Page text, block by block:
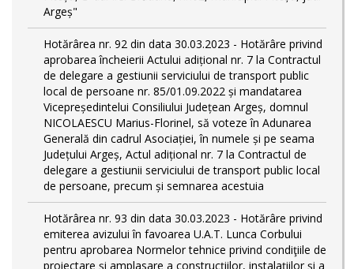
Argeș"
Hotărârea nr. 92 din data 30.03.2023 - Hotărâre privind
aprobarea încheierii Actului adițional nr. 7 la Contractul
de delegare a gestiunii serviciului de transport public
local de persoane nr. 85/01.09.2022 și mandatarea
Vicepreședintelui Consiliului Județean Argeș, domnul
NICOLAESCU Marius-Florinel, să voteze în Adunarea
Generală din cadrul Asociației, în numele și pe seama
Județului Argeș, Actul adițional nr. 7 la Contractul de
delegare a gestiunii serviciului de transport public local
de persoane, precum și semnarea acestuia
Hotărârea nr. 93 din data 30.03.2023 - Hotărâre privind
emiterea avizului în favoarea U.A.T. Lunca Corbului
pentru aprobarea Normelor tehnice privind condiţiile de
proiectare şi amplasare a construcţiilor, instalaţiilor şi a